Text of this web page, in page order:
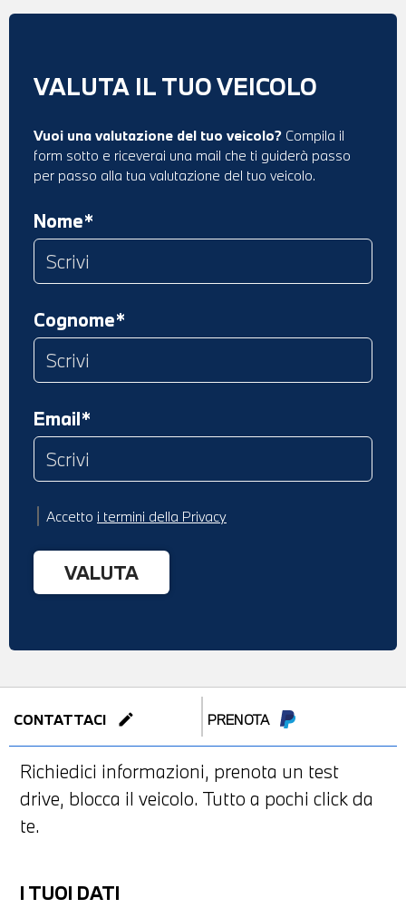
VALUTA IL TUO VEICOLO
Vuoi una valutazione del tuo veicolo? Compila il
form sotto e riceverai una mail che ti guiderà passo
per passo alla tua valutazione del tuo veicolo.
Nome*
Cognome*
Email*
Accetto i termini della Privacy
CONTATTACI edit PRENOTA
Richiedici informazioni, prenota un test
drive, blocca il veicolo. Tutto a pochi click da
te.
I TUOI DATI